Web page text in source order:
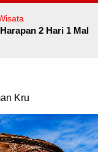
2 Hari 1
Kru